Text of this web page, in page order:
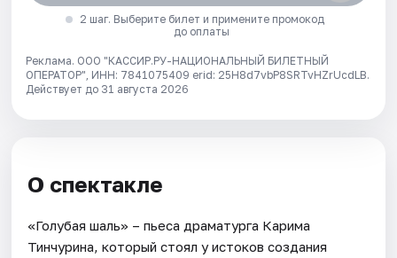
2 шаг. Выберите билет и примените промокод
до оплаты
Реклама. ООО "КАССИР.РУ-НАЦИОНАЛЬНЫЙ БИЛЕТНЫЙ
ОПЕРАТОР", ИНН: 7841075409 erid: 25H8d7vbP8SRTvHZrUcdLB.
Действует до 31 августа 2026
О спектакле
«Голубая шаль» – пьеса драматурга Карима
Тинчурина, который стоял у истоков создания